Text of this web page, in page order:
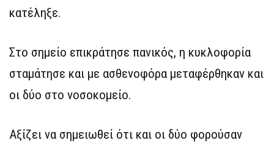
κατέληξε.
Στο σημείο επικράτησε πανικός, η κυκλοφορία
σταμάτησε και με ασθενοφόρα μεταφέρθηκαν και
οι δύο στο νοσοκομείο.
Αξίζει να σημειωθεί ότι και οι δύο φορούσαν